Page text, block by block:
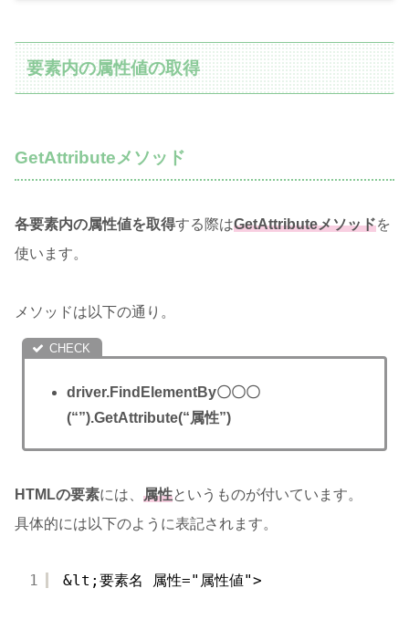
要素内の属性値の取得
GetAttributeメソッド
各要素内の属性値を取得する際はGetAttributeメソッドを
使います。
メソッドは以下の通り。
driver.FindElementBy〇〇〇
(“”).GetAttribute(“属性”)
HTMLの要素には、 属性というものが付いています。
具体的には以下のように表記されます。
1 &lt;要素名 属性="属性値">